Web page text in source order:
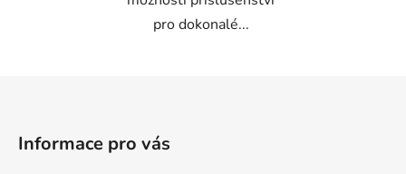
pro dokonalé...
Informace pro vás